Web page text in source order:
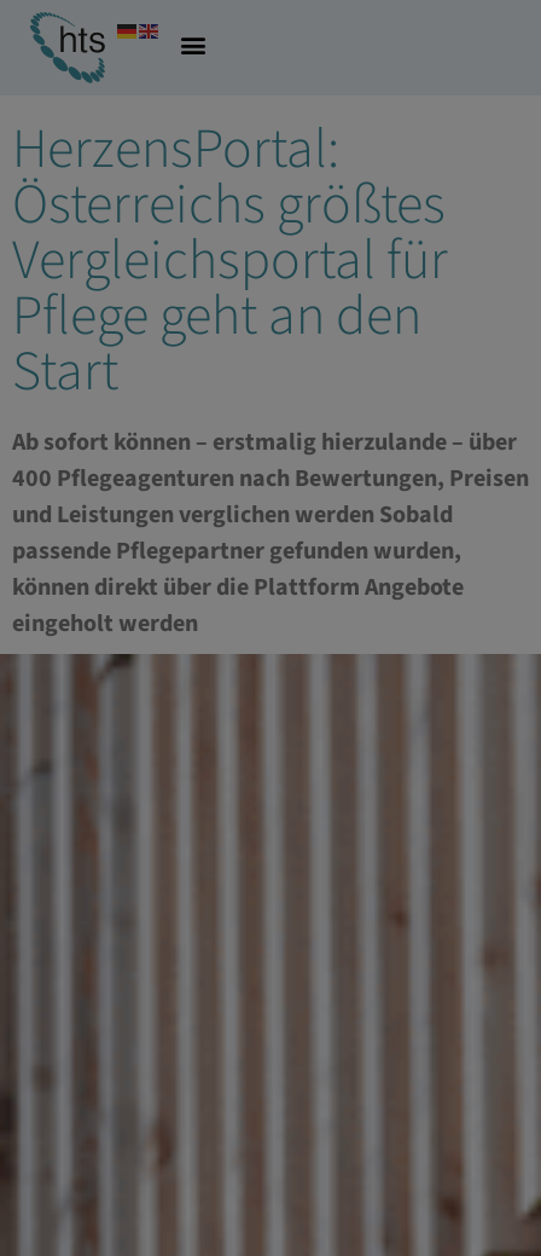
02.09.2024Allgemein
HerzensPortal:
Österreichs größtes
Vergleichsportal für
Pflege geht an den
Start
Ab sofort können – erstmalig hierzulande – über
400 Pflegeagenturen nach Bewertungen, Preisen
und Leistungen verglichen werden Sobald
passende Pflegepartner gefunden wurden,
können direkt über die Plattform Angebote
eingeholt werden